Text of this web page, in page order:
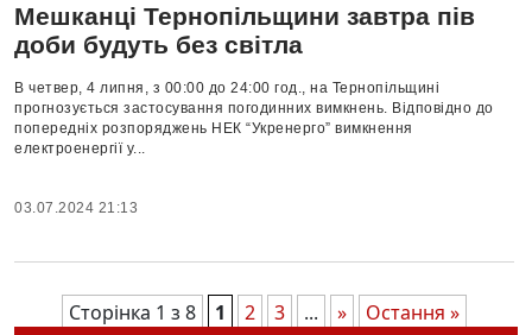
Мешканці Тернопільщини завтра пів
доби будуть без світла
В четвер, 4 липня, з 00:00 до 24:00 год., на Тернопільщині
прогнозується застосування погодинних вимкнень. Відповідно до
попередніх розпоряджень НЕК “Укренерго” вимкнення
електроенергії у...
03.07.2024 21:13
Сторінка 1 з 8 1 2 3 ... »
Остання »